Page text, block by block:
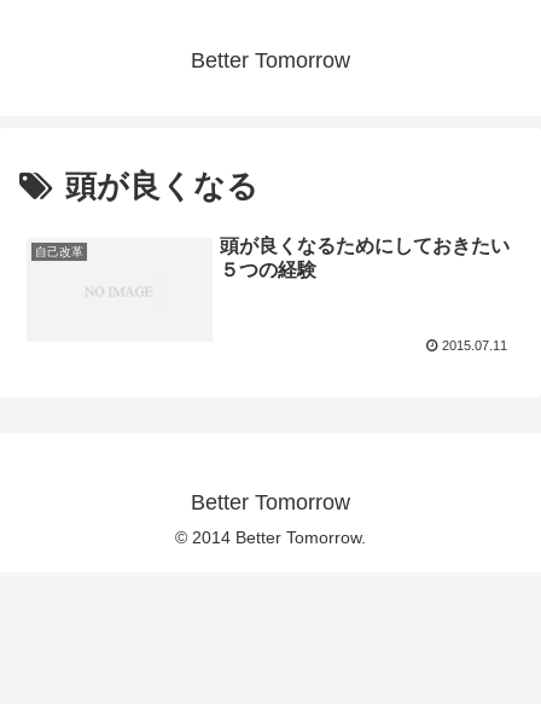
Better Tomorrow
頭が良くなる
自己改革
頭が良くなるためにしておきたい
５つの経験
2015.07.11
Better Tomorrow
© 2014 Better Tomorrow.